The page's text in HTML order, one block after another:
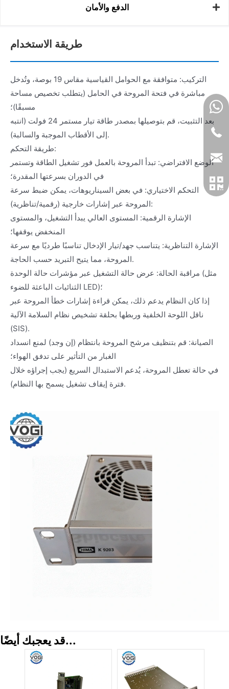
الدفع والأمان
طريقة الاستخدام
التركيب: متوافقة مع الحوامل القياسية مقاس 19 بوصة، وتُدخل
مباشرة في فتحة المروحة في الحامل (يتطلب تخصيص مساحة
مسبقًا)؛
بعد التثبيت، قم بتوصيلها بمصدر طاقة تيار مستمر 24 فولت (انتبه
إلى الأقطاب الموجبة والسالبة).
طريقة التحكم:
الوضع الافتراضي: تبدأ المروحة بالعمل فور تشغيل الطاقة وتستمر
في الدوران بسرعتها المقدرة؛
التحكم الاختياري: في بعض السيناريوهات، يمكن ضبط سرعة
المروحة عبر إشارات خارجية (رقمية/تناظرية):
الإشارة الرقمية: المستوى العالي يبدأ التشغيل، والمستوى
المنخفض يوقفها؛
الإشارة التناظرية: يتناسب جهد/تيار الإدخال تناسبًا طرديًا مع سرعة
المروحة، مما يتيح التبريد حسب الحاجة.
مراقبة الحالة: عرض حالة التشغيل عبر مؤشرات حالة الوحدة (مثل
الثنائيات الباعثة للضوء LED)؛
إذا كان النظام يدعم ذلك، يمكن قراءة إشارات خطأ المروحة عبر
ناقل اللوحة الخلفية وربطها بحلقة تشخيص نظام السلامة الآلية
(SIS).
الصيانة: قم بتنظيف مرشح المروحة بانتظام (إن وجد) لمنع انسداد
الغبار من التأثير على تدفق الهواء؛
في حالة تعطل المروحة، يُدعم الاستبدال السريع (يجب إجراؤه خلال
فترة إيقاف تشغيل يسمح بها النظام).
قد يعجبك أيضًا...